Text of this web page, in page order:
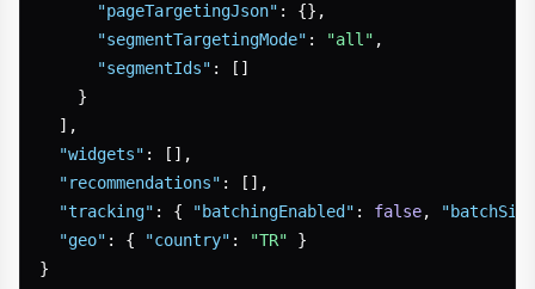
"pageTargetingJson" : {} ,
"segmentTargetingMode" : "all" ,
"segmentIds" : [ ]
}
] ,
"widgets" : [ ] ,
"recommendations" : [ ] ,
"tracking" : { "batchingEnabled" : false,
"geo" : { "country" : "TR"
}
}